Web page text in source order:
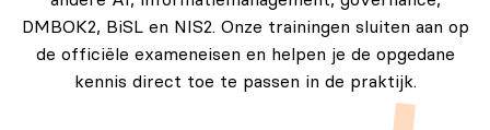
DMBOK2, BiSL en NIS2. Onze trainingen sluiten aan op
de officiële exameneisen en helpen je de opgedane
kennis direct toe te passen in de praktijk.